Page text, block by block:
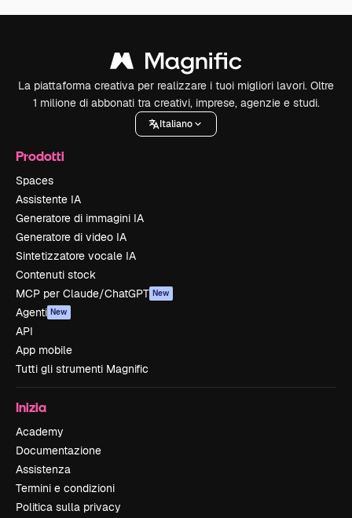
La piattaforma creativa per realizzare i tuoi migliori lavori. Oltre
1 milione di abbonati tra creativi, imprese, agenzie e studi.
Italiano
Prodotti
Spaces
Assistente IA
Generatore di immagini IA
Generatore di video IA
Sintetizzatore vocale IA
Contenuti stock
MCP per Claude/ChatGPT New
Agenti New
API
App mobile
Tutti gli strumenti Magnific
Inizia
Academy
Documentazione
Assistenza
Termini e condizioni
Politica sulla privacy